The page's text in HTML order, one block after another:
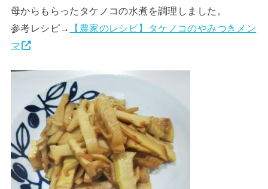
母からもらったタケノコの水煮を調理しました。
参考レシピ→
【農家のレシピ】タケノコのやみつきメン
マ